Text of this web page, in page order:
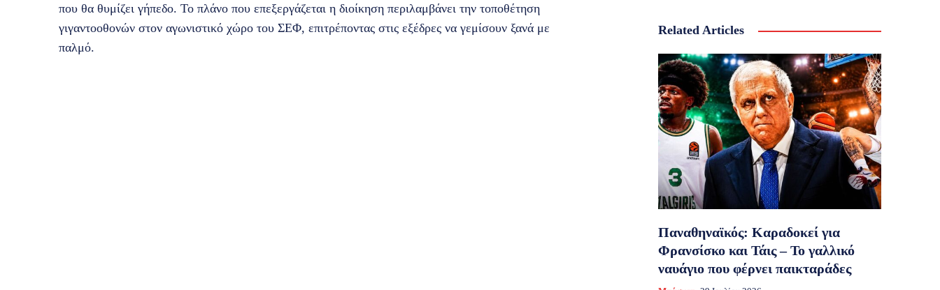
που θα θυμίζει γήπεδο. Το πλάνο που επεξεργάζεται η διοίκηση περιλαμβάνει την τοποθέτηση
γιγαντοοθονών στον αγωνιστικό χώρο του ΣΕΦ, επιτρέποντας στις εξέδρες να γεμίσουν ξανά με
παλμό.
Related Articles
Παναθηναϊκός: Καραδοκεί για
Φρανσίσκο και Τάις – Το γαλλικό
ναυάγιο που φέρνει παικταράδες